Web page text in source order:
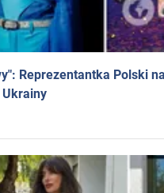
Reprezentantka Polski